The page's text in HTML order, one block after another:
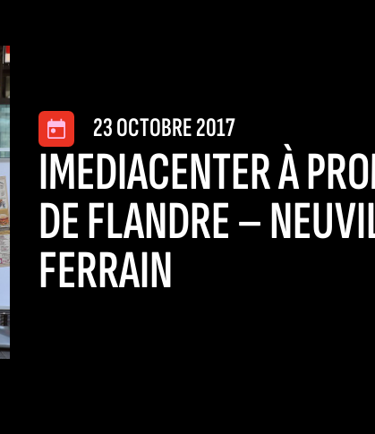
23 OCTOBRE 2017
IMEDIACENTER À
DE FLANDRE –
FERRAIN